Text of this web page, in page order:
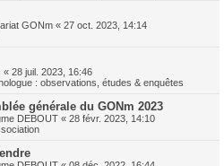
GONm « 27 oct. 2023, 14:14
« 28 juil. 2023, 16:46
: observations, études & enquêtes
générale du GONm 2023
DEBOUT « 28 févr. 2023, 14:10